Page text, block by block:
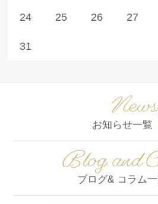
24 25 26 27
31
News
お知らせ一覧
Blog and
ブログ& コラム